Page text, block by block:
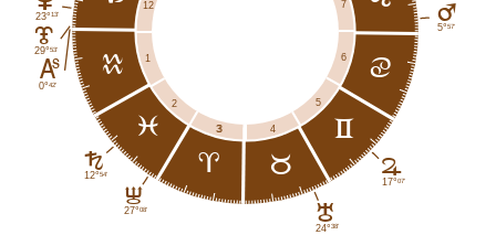
3
a
3
b
4
H
24°38'
c
5
F
17°07'
d
6
E
5°57'
7
12
23°13'
J
29°53'
K
0°42'
k 1
G
12°54'
l
2
I
27°08'